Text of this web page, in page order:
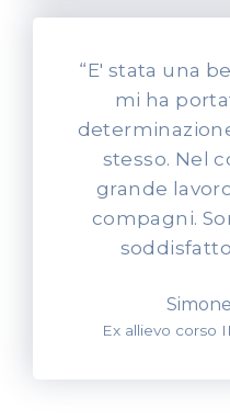
“E' stata una
mi ha
stesso. Nel
grande
compagni.
Ex allievo corso